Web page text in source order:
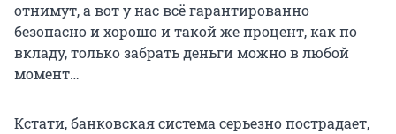
отнимут, а вот у нас всё гарантированно
безопасно и хорошо и такой же процент, как по
вкладу, только забрать деньги можно в любой
момент…
Кстати, банковская система серьезно пострадает,